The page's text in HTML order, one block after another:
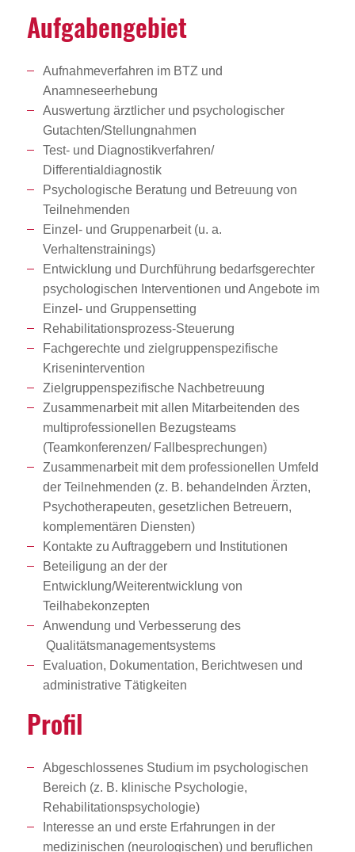
Aufga­ben­ge­biet
Aufnahmeverfahren im BTZ und
Anamneseerhebung
Auswertung ärztlicher und psychologischer
Gutachten/Stellungnahmen
Test- und Diagnostikverfahren/
Differentialdiagnostik
Psychologische Beratung und Betreuung von
Teilnehmenden
Einzel- und Gruppenarbeit (u. a.
Verhaltenstrainings)
Entwicklung und Durchführung bedarfsgerechter
psychologischen Interventionen und Angebote im
Einzel- und Gruppensetting
Rehabilitationsprozess-Steuerung
Fachgerechte und zielgruppenspezifische
Krisenintervention
Zielgruppenspezifische Nachbetreuung
Zusammenarbeit mit allen Mitarbeitenden des
multiprofessionellen Bezugsteams
(Teamkonferenzen/ Fallbesprechungen)
Zusammenarbeit mit dem professionellen Umfeld
der Teilnehmenden (z. B. behandelnden Ärzten,
Psychotherapeuten, gesetzlichen Betreuern,
komplementären Diensten)
Kontakte zu Auftraggebern und Institutionen
Beteiligung an der der
Entwicklung/Weiterentwicklung von
Teilhabekonzepten
Anwendung und Verbesserung des
Qualitätsmanagementsystems
Evaluation, Dokumentation, Berichtwesen und
administrative Tätigkeiten
Profil
Abgeschlossenes Studium im psychologischen
Bereich (z. B. klinische Psychologie,
Rehabilitationspsychologie)
Interesse an und erste Erfahrungen in der
medizinischen (neurologischen) und beruflichen